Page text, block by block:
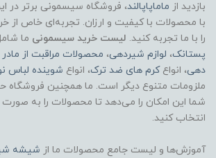
بازدید از ماماپاپالند، فروشگاه سیسمونی برتر در
با محصولات با کیفیت و ارزان. تجربه‌ای خاص از
را با ما تجربه کنید. لیست خرید سیسمونی ما
پستانک، لوازم شیردهی، محصولات مراقبت از مادر
دهی، انواعکرم های ضد ترک، انواع شوینده لباس
ملزومات متنوع دیگر است. ما همچنین فروشگاه
شما این امکان را می‌دهد تا محصولات را به
انتخاب کنید.
آموزش‌ها و لیست جامع محصولات ما از شیشه